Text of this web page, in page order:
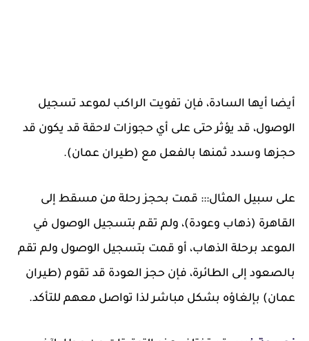
أيضا أيها السادة، فإن تفويت الراكب لموعد تسجيل
الوصول، قد يؤثر حتى على أي حجوزات لاحقة قد يكون قد
حجزها وسدد ثمنها بالفعل مع (طيران عمان).
على سبيل المثال::: قمت بحجز رحلة من مسقط إلى
القاهرة (ذهاب وعودة)، ولم تقم بتسجيل الوصول في
الموعد برحلة الذهاب، أو قمت بتسجيل الوصول ولم تقم
بالصعود إلى الطائرة، فإن حجز العودة قد تقوم (طيران
عمان) بإلغاؤه بشكل مباشر لذا تواصل معهم للتأكد.